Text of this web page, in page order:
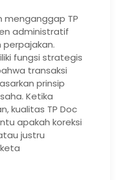
menganggap TP
administratif
fungsi strategis
transaksi
prinsip
Ketika
kualitas TP Doc
apakah koreksi
justru